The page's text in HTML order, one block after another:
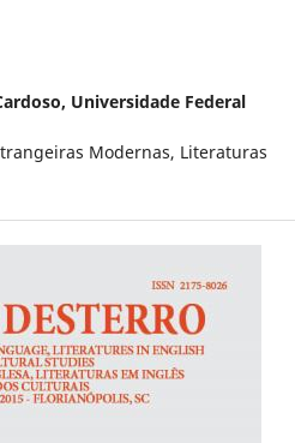
Universidade Federal
Modernas, Literaturas